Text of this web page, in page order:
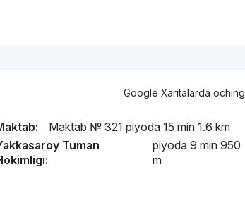
Google Xaritalarda oching
Maktab № 321 piyoda 15 min 1.6 km
Tuman
piyoda 9 min 950
m